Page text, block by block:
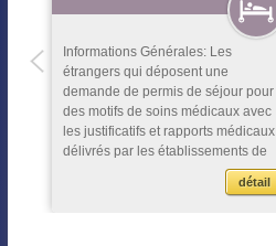
Informations Générales: Les
étrangers qui déposent une
demande de permis de séjour pour
des motifs de soins médicaux avec
les justificatifs et rapports médicaux
délivrés par les établissements de
détail